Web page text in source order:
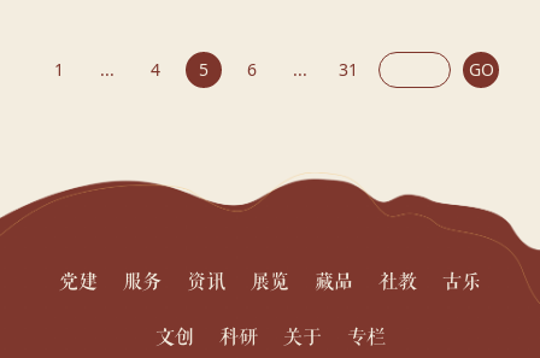
1 ... 4 5 6 ... 31 GO
党建 服务 资讯 展览 藏品 社教 古乐
文创 科研 关于 专栏